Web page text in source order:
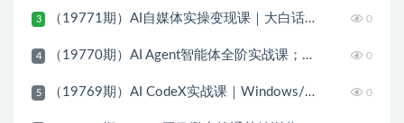
3 （19771期）AI自媒体实操变现课｜大白话教学，从短剧漫剧到动画制作，零基础也能掌握爆款内容创作与变现全流程 0
4 （19770期）AI Agent智能体全阶实战课；从原理到实操全程手把手，无需编程基础也能搭建自动运行的智能体 0
5 （19769期）AI CodeX实战课｜Windows/Mac 本地部署｜API 对接调通｜Skill 自制｜漫剧剪辑｜网站 VR 项目｜AI项目落地全教程 0